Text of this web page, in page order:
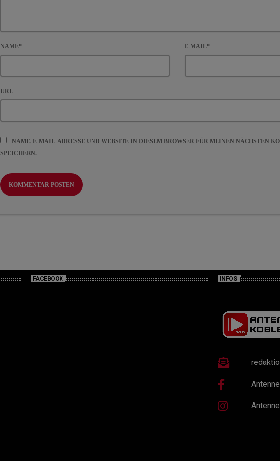
NAME* E-MAIL*
URL
NAME, E-MAIL-ADRESSE UND WEBSITE IN DIESEM BROWSER FÜR MEINEN NÄCHSTEN
SPEICHERN.
FACEBOOK INFOS